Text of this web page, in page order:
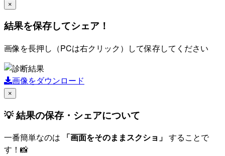
×
結果を保存してシェア！
画像を長押し（PCは右クリック）して保存してください
画像をダウンロード
×
💡 結果の保存・シェアについて
一番簡単なのは 「画面をそのままスクショ」 することで
す！📸